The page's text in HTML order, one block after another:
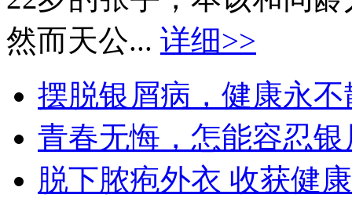
然而天公... 详细>>
摆脱银屑病，健康永不
青春无悔，怎能容忍
脱下脓疱外衣 收获健